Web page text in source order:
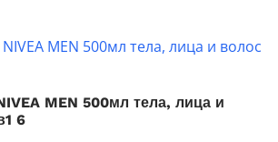
MEN 500мл тела, лица и
6